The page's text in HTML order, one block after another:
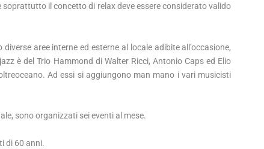
il concetto di relax deve essere considerato valido
aree interne ed esterne al locale adibite all’occasione,
è del Trio Hammond di Walter Ricci, Antonio Caps ed Elio
Ad essi si aggiungono man mano i vari musicisti
sono organizzati sei eventi al mese.
di 60 anni.